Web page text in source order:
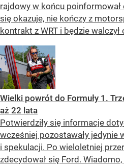
rajdowy w końcu poinformował
się okazuje, nie kończy z
kontrakt z WRT i będzie walczył
Wielki powrót do Formuły 1.
aż 22 lata
Potwierdziły się informacje
wcześniej pozostawały jedynie
i spekulacji. Po wieloletniej
zdecydował się Ford.